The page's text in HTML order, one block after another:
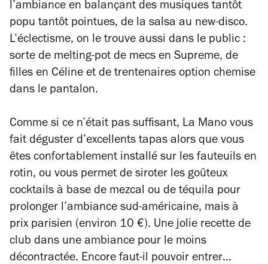
l’ambiance en balançant des musiques tantôt
popu tantôt pointues, de la salsa au new-disco.
L’éclectisme, on le trouve aussi dans le public :
sorte de melting-pot de mecs en Supreme, de
filles en Céline et de trentenaires option chemise
dans le pantalon.
Comme si ce n’était pas suffisant, La Mano vous
fait déguster d’excellents tapas alors que vous
êtes confortablement installé sur les fauteuils en
rotin, ou vous permet de siroter les goûteux
cocktails à base de mezcal ou de téquila pour
prolonger l’ambiance sud-américaine, mais à
prix parisien (environ 10 €). Une jolie recette de
club dans une ambiance pour le moins
décontractée. Encore faut-il pouvoir entrer…